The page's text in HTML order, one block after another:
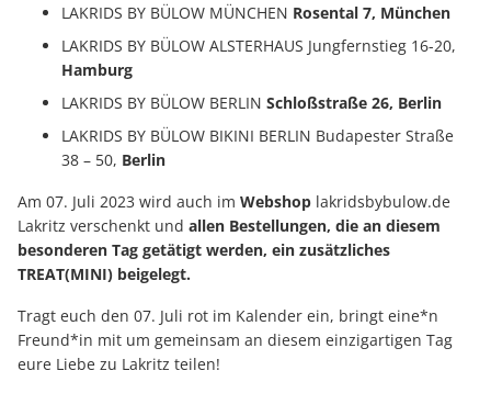
LAKRIDS BY BÜLOW MÜNCHEN Rosental 7, München
LAKRIDS BY BÜLOW ALSTERHAUS Jungfernstieg 16-20,
Hamburg
LAKRIDS BY BÜLOW BERLIN Schloßstraße 26, Berlin
LAKRIDS BY BÜLOW BIKINI BERLIN Budapester Straße
38 – 50, Berlin
Am 07. Juli 2023 wird auch im Webshop lakridsbybulow.de
Lakritz verschenkt und allen Bestellungen, die an diesem
besonderen Tag getätigt werden, ein zusätzliches
TREAT(MINI) beigelegt.
Tragt euch den 07. Juli rot im Kalender ein, bringt eine*n
Freund*in mit um gemeinsam an diesem einzigartigen Tag
eure Liebe zu Lakritz teilen!